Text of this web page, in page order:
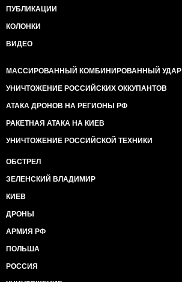
ПУБЛИКАЦИИ
КОЛОНКИ
ВИДЕО
МАССИРОВАННЫЙ КОМБИНИРОВАННЫЙ УДАР
УНИЧТОЖЕНИЕ РОССИЙСКИХ ОККУПАНТОВ
АТАКА ДРОНОВ НА РЕГИОНЫ РФ
РАКЕТНАЯ АТАКА НА КИЕВ
УНИЧТОЖЕНИЕ РОССИЙСКОЙ ТЕХНИКИ
ОБСТРЕЛ
ЗЕЛЕНСКИЙ ВЛАДИМИР
КИЕВ
ДРОНЫ
АРМИЯ РФ
ПОЛЬША
РОССИЯ